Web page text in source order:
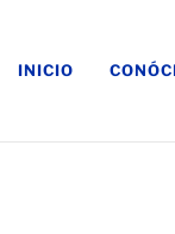
INICIO